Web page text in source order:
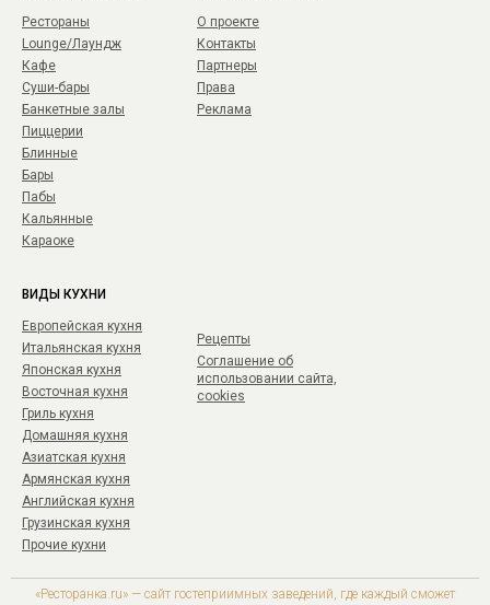
Рестораны
Lounge/Лаундж
Кафе
Суши-бары
Банкетные залы
Пиццерии
Блинные
Бары
Пабы
Кальянные
Караоке
О проекте
Контакты
Партнеры
Права
Реклама
ВИДЫ КУХНИ
Европейская кухня
Итальянская кухня
Японская кухня
Восточная кухня
Гриль кухня
Домашняя кухня
Азиатская кухня
Армянская кухня
Английская кухня
Грузинская кухня
Прочие кухни
Рецепты
Соглашение об
использовании сайта,
cookies
«Ресторанка.ru» — сайт гостеприимных заведений, где каждый сможет